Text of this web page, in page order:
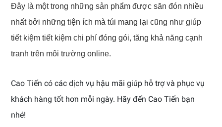
Đây là một trong những sản phẩm được săn đón nhiều
nhất bởi những tiện ích mà túi mang lại cũng như giúp
tiết kiệm tiết kiệm chi phí đóng gói, tăng khả năng cạnh
tranh trên môi trường online.
Cao Tiến có các dịch vụ hậu mãi giúp hỗ trợ và phục vụ
khách hàng tốt hơn mỗi ngày. Hãy đến Cao Tiến bạn
nhé!